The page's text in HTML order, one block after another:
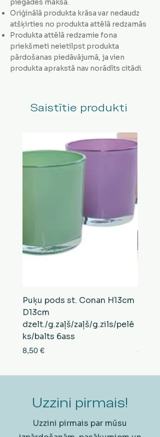
piegādes maksa.
Oriģinālā produkta krāsa var nedaudz
atšķirties no produkta attēlā redzamās
Produkta attēlā redzamie fona
priekšmeti neietilpst produkta
pārdošanas piedāvājumā, ja vien
produkta aprakstā nav norādīts citādi.
Saistītie produkti
Puķu pods st. Conan H13cm
D13cm
dzelt./g.zaļš/zaļš/g.zils/pelē
ks/balts 6ass
Cena
8,50 € Cena
8,50 €
Uzzini pirmais!
Uzzini pirmais par mūsu